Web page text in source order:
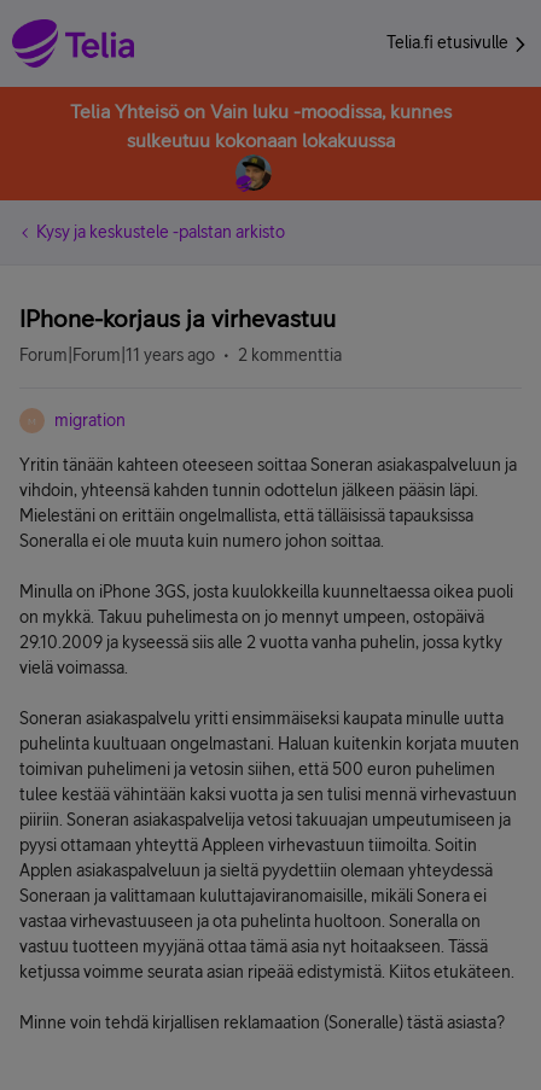
Telia.fi etusivulle
Telia Yhteisö on Vain luku -moodissa, kunnes
sulkeutuu kokonaan lokakuussa
Kysy ja keskustele -palstan arkisto
IPhone-korjaus ja virhevastuu
Forum|Forum|11 years ago 2 kommenttia
M migration
Yritin tänään kahteen oteeseen soittaa Soneran asiakaspalveluun ja
vihdoin, yhteensä kahden tunnin odottelun jälkeen pääsin läpi.
Mielestäni on erittäin ongelmallista, että tälläisissä tapauksissa
Soneralla ei ole muuta kuin numero johon soittaa.
Minulla on iPhone 3GS, josta kuulokkeilla kuunneltaessa oikea puoli
on mykkä. Takuu puhelimesta on jo mennyt umpeen, ostopäivä
29.10.2009 ja kyseessä siis alle 2 vuotta vanha puhelin, jossa kytky
vielä voimassa.
Soneran asiakaspalvelu yritti ensimmäiseksi kaupata minulle uutta
puhelinta kuultuaan ongelmastani. Haluan kuitenkin korjata muuten
toimivan puhelimeni ja vetosin siihen, että 500 euron puhelimen
tulee kestää vähintään kaksi vuotta ja sen tulisi mennä virhevastuun
piiriin. Soneran asiakaspalvelija vetosi takuuajan umpeutumiseen ja
pyysi ottamaan yhteyttä Appleen virhevastuun tiimoilta. Soitin
Applen asiakaspalveluun ja sieltä pyydettiin olemaan yhteydessä
Soneraan ja valittamaan kuluttajaviranomaisille, mikäli Sonera ei
vastaa virhevastuuseen ja ota puhelinta huoltoon. Soneralla on
vastuu tuotteen myyjänä ottaa tämä asia nyt hoitaakseen. Tässä
ketjussa voimme seurata asian ripeää edistymistä. Kiitos etukäteen.
Minne voin tehdä kirjallisen reklamaation (Soneralle) tästä asiasta?